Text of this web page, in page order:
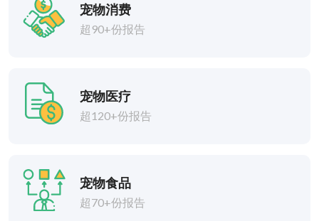
宠物消费
超90+份报告
宠物医疗
超120+份报告
宠物食品
超70+份报告